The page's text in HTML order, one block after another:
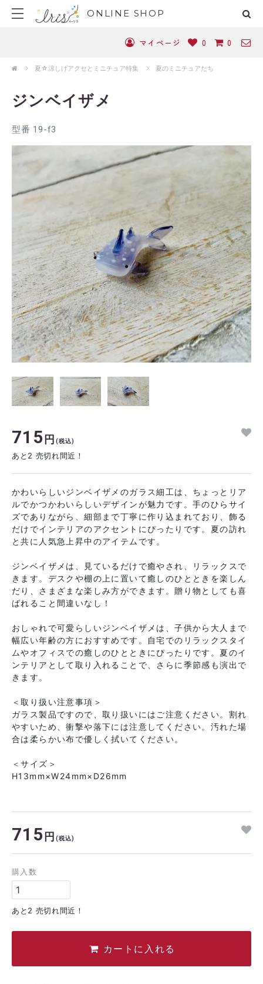
ONLINE SHOP
マイページ 0 0
夏☆涼しげアクセとミニチュア特集 夏のミニチュアたち
ジンベイザメ
型番 19-f3
715 円 (税込)
あと2 売切れ間近！
かわいらしいジンベイザメのガラス細工は、ちょっとリア
ルでかつかわいらしいデザインが魅力です。手のひらサイ
ズでありながら、細部まで丁寧に作り込まれており、飾る
だけでインテリアのアクセントにぴったりです。夏の訪れ
と共に人気急上昇中のアイテムです。
ジンベイザメは、見ているだけで癒やされ、リラックスで
きます。デスクや棚の上に置いて癒しのひとときを楽しん
だり、さまざまな楽しみ方ができます。贈り物としても喜
ばれること間違いなし！
おしゃれで可愛らしいジンベイザメは、子供から大人まで
幅広い年齢の方におすすめです。自宅でのリラックスタイ
ムやオフィスでの癒しのひとときにぴったりです。夏のイ
ンテリアとして取り入れることで、さらに季節感も演出で
きます。
＜取り扱い注意事項＞
ガラス製品ですので、取り扱いにはご注意ください。割れ
やすいため、衝撃や落下には注意してください。汚れた場
合は柔らかい布で優しく拭いてください。
＜サイズ＞
H13mm×W24mm×D26mm
715 円 (税込)
購入数
あと2 売切れ間近！
カートに入れる